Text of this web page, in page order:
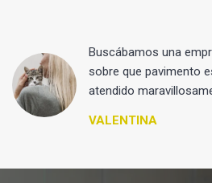
Buscábamos una
sobre que pavimento
atendido
VALENTINA